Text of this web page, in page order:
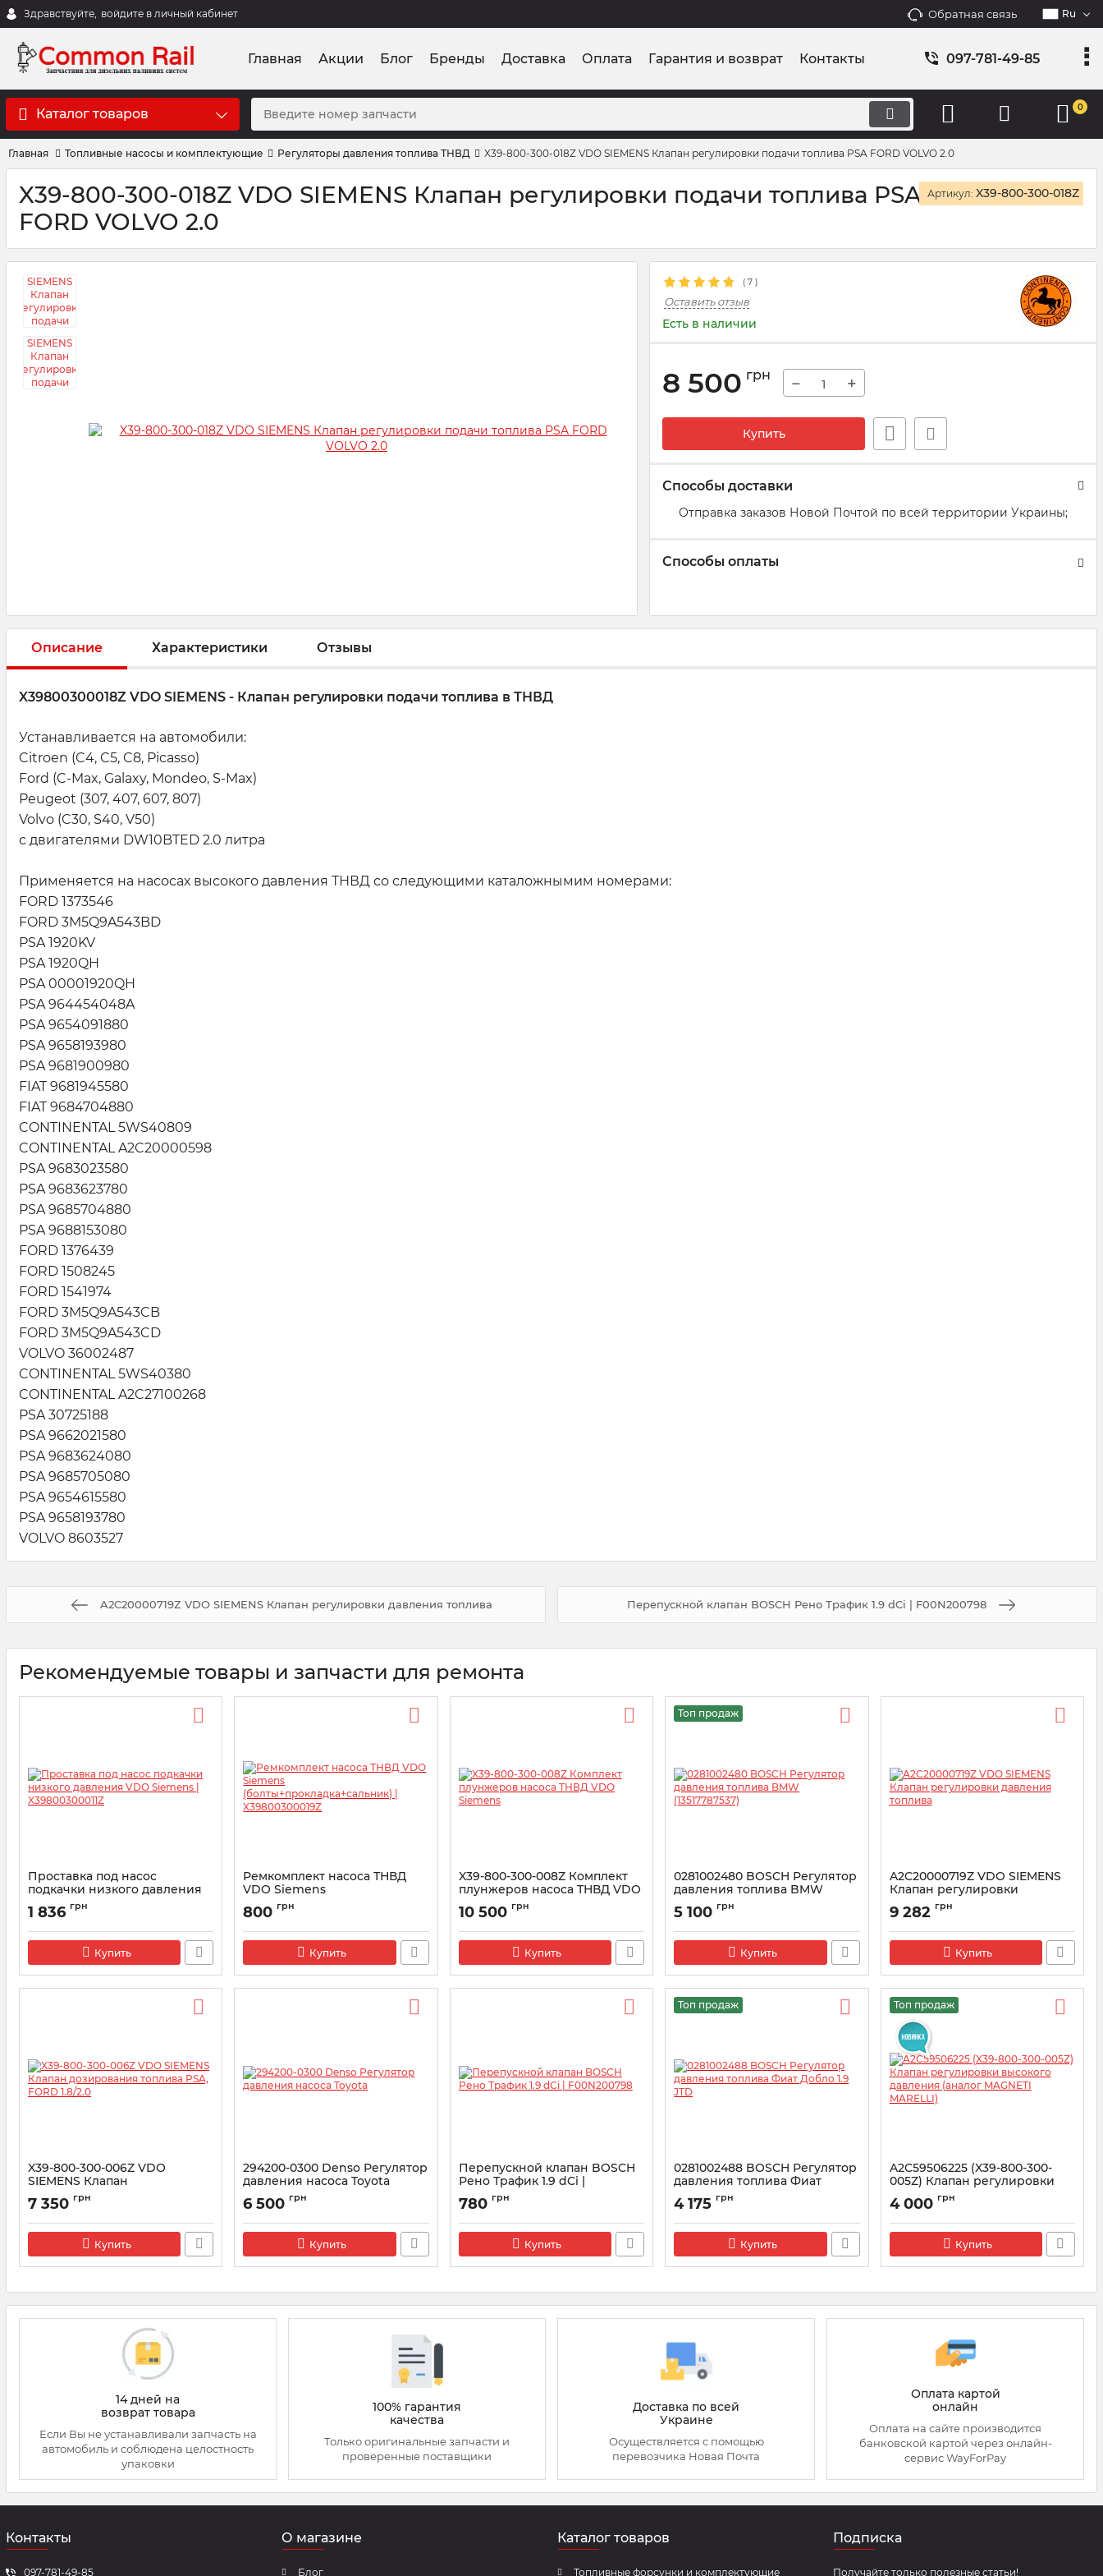
Здравствуйте, войдите в личный кабинет Обратная связь Ru
Главная Акции Блог Бренды Доставка Оплата Гарантия и возврат Контакты 097-781-49-85
Каталог товаров 0
Главная Топливные насосы и комплектующие Регуляторы давления топлива ТНВД X39-800-300-018Z VDO SIEMENS Клапан регулировки подачи топлива PSA FORD VOLVO 2.0
X39-800-300-018Z VDO SIEMENS Клапан регулировки подачи топлива PSA
FORD VOLVO 2.0
Артикул: X39-800-300-018Z
( 7 )
Оставить отзыв
Есть в наличии
8 500 грн − +
Купить
Способы доставки
Отправка заказов Новой Почтой по всей территории Украины;
Способы оплаты
Описание Характеристики Отзывы
X39800300018Z VDO SIEMENS - Клапан регулировки подачи топлива в ТНВД
Устанавливается на автомобили:
Citroen (C4, C5, C8, Picasso)
Ford (C-Max, Galaxy, Mondeo, S-Max)
Peugeot (307, 407, 607, 807)
Volvo (C30, S40, V50)
с двигателями DW10BTED 2.0 литра
Применяется на насосах высокого давления ТНВД со следующими каталожнымим номерами:
FORD 1373546
FORD 3M5Q9A543BD
PSA 1920KV
PSA 1920QH
PSA 00001920QH
PSA 964454048A
PSA 9654091880
PSA 9658193980
PSA 9681900980
FIAT 9681945580
FIAT 9684704880
CONTINENTAL 5WS40809
CONTINENTAL A2C20000598
PSA 9683023580
PSA 9683623780
PSA 9685704880
PSA 9688153080
FORD 1376439
FORD 1508245
FORD 1541974
FORD 3M5Q9A543CB
FORD 3M5Q9A543CD
VOLVO 36002487
CONTINENTAL 5WS40380
CONTINENTAL A2C27100268
PSA 30725188
PSA 9662021580
PSA 9683624080
PSA 9685705080
PSA 9654615580
PSA 9658193780
VOLVO 8603527
A2C20000719Z VDO SIEMENS Клапан регулировки давления топлива Перепускной клапан BOSCH Рено Трафик 1.9 dCi | F00N200798
Рекомендуемые товары и запчасти для ремонта
Проставка под насос
подкачки низкого давления
VDO Siemens | X39800300011Z
Артикул:
1 836 грн
Купить
Ремкомплект насоса ТНВД
VDO Siemens
(болты+прокладка+сальник) |
X39800300019Z
Артикул: X39-800-300-019Z
800 грн
Купить
X39-800-300-008Z Комплект
плунжеров насоса ТНВД VDO
Артикул: X39-800-300-008Z
10 500 грн
Купить
Топ продаж
0281002480 BOSCH Регулятор
давления топлива BMW
(13517787537)
Артикул:
5 100 грн
Купить
A2C20000719Z VDO SIEMENS
Клапан регулировки
давления топлива
Артикул:
9 282 грн
Купить
X39-800-300-006Z VDO
SIEMENS Клапан
дозирования топлива PSA,
FORD 1.8/2.0
Артикул: X39-800-300-006Z
7 350 грн
Купить
294200-0300 Denso Регулятор
давления насоса Toyota
Артикул: 294200-0300
6 500 грн
Купить
Перепускной клапан BOSCH
Рено Трафик 1.9 dCi |
F00N200798
Артикул:
780 грн
Купить
Топ продаж
0281002488 BOSCH Регулятор
давления топлива Фиат
Добло 1.9 JTD
Артикул:
4 175 грн
Купить
Топ продаж
A2C59506225 (X39-800-300-
005Z) Клапан регулировки
высокого давления (аналог
MAGNETI MARELLI)
Артикул: VRP008
4 000 грн
Купить
14 дней на
возврат товара
Если Вы не устанавливали запчасть на
автомобиль и соблюдена целостность
упаковки
100% гарантия
качества
Только оригинальные запчасти и
проверенные поставщики
Доставка по всей
Украине
Осуществляется с помощью
перевозчика Новая Почта
Оплата картой
онлайн
Оплата на сайте производится
банковской картой через онлайн-
сервис WayForPay
Контакты
097-781-49-85
О магазине
Блог
Каталог товаров
Топливные форсунки и комплектующие
Подписка
Получайте только полезные статьи!